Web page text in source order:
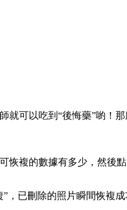
可以吃到“後悔藥”喲！
恢複的數據有多少，然後點
已刪除的照片瞬間恢複